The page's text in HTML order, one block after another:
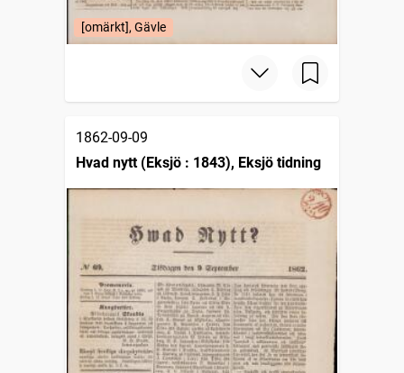
[omärkt], Gävle
1862-09-09
Hvad nytt (Eksjö : 1843), Eksjö tidning